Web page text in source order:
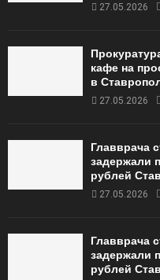
27.05.2026
кафе на
в
27.05.2026
Главврача
задержали
рублей
27.05.2026
Главврача
задержали
рублей